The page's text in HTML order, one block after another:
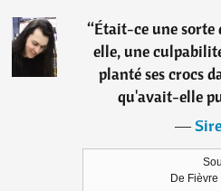
“Était-ce une sorte
elle, une
planté ses crocs
qu'avait-elle
―
De